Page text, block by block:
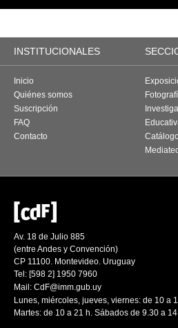
INSTITUCIONALES
Inicio
Quiénes somos
Suscripción
FAQ
Contacto
Catálogo
Av. 18 de Julio 885
(entre Andes y Convención)
CP 11100. Montevideo. Uruguay
Tel: [598 2] 1950 7960
Mail: CdF@imm.gub.uy
Lunes, miércoles, jueves, viernes: de 10 a
Martes: de 10 a 21 h. Sábados de 9.30 a